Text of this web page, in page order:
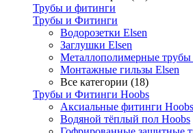
Трубы и фитинги
Трубы и Фитинги
Водорозетки Elsen
Заглушки Elsen
Металлополимерные трубы
Монтажные гильзы Elsen
Все категории (18)
Трубы и Фитинги Hoobs
Аксиальные фитинги Hoobs
Водяной тёплый пол Hoobs